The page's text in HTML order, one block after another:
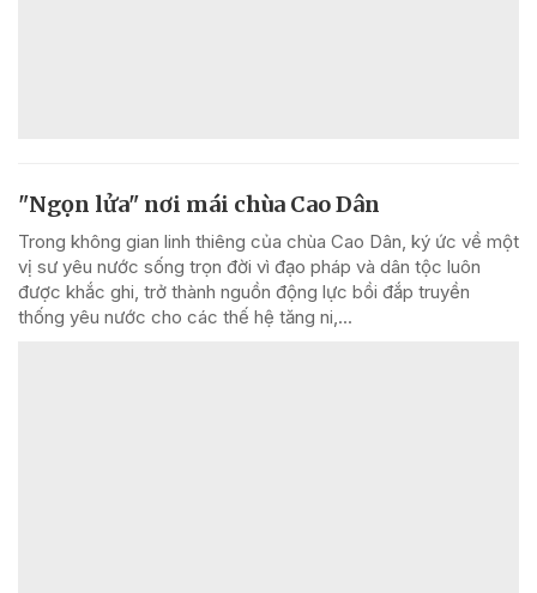
"Ngọn lửa" nơi mái chùa Cao Dân
Trong không gian linh thiêng của chùa Cao Dân, ký ức về một
vị sư yêu nước sống trọn đời vì đạo pháp và dân tộc luôn
được khắc ghi, trở thành nguồn động lực bồi đắp truyền
thống yêu nước cho các thế hệ tăng ni,...